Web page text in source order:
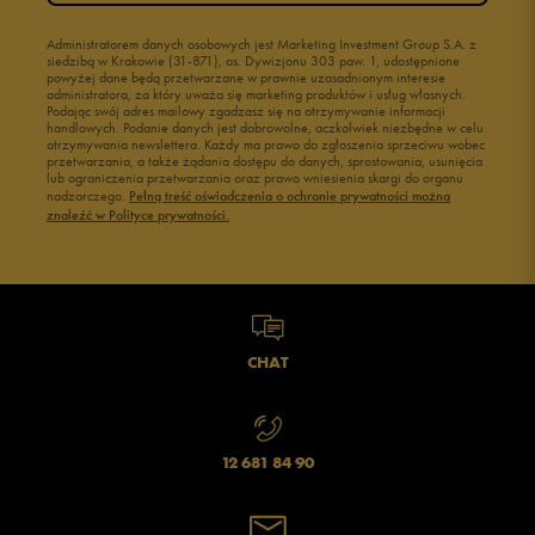
Administratorem danych osobowych jest Marketing Investment Group S.A. z
siedzibą w Krakowie (31-871), os. Dywizjonu 303 paw. 1, udostępnione
powyżej dane będą przetwarzane w prawnie uzasadnionym interesie
administratora, za który uważa się marketing produktów i usług własnych.
Podając swój adres mailowy zgadzasz się na otrzymywanie informacji
handlowych. Podanie danych jest dobrowolne, aczkolwiek niezbędne w celu
otrzymywania newslettera. Każdy ma prawo do zgłoszenia sprzeciwu wobec
przetwarzania, a także żądania dostępu do danych, sprostowania, usunięcia
lub ograniczenia przetwarzania oraz prawo wniesienia skargi do organu
nadzorczego. Pełną treść oświadczenia o ochronie prywatności można
znaleźć w Polityce prywatności.
CHAT
12 681 84 90